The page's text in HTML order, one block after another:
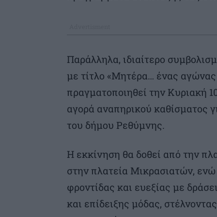
Παράλληλα, ιδιαίτερο
με τίτλο «Μητέρα… ένας
πραγματοποιηθεί την Κυριακή
αγορά αναπηρικού καθίσματος
του δήμου Ρεθύμνης.
Η εκκίνηση θα δοθεί από την
στην πλατεία Μικρασιατών,
φροντίδας και ευεξίας με
και επίδειξης μόδας,